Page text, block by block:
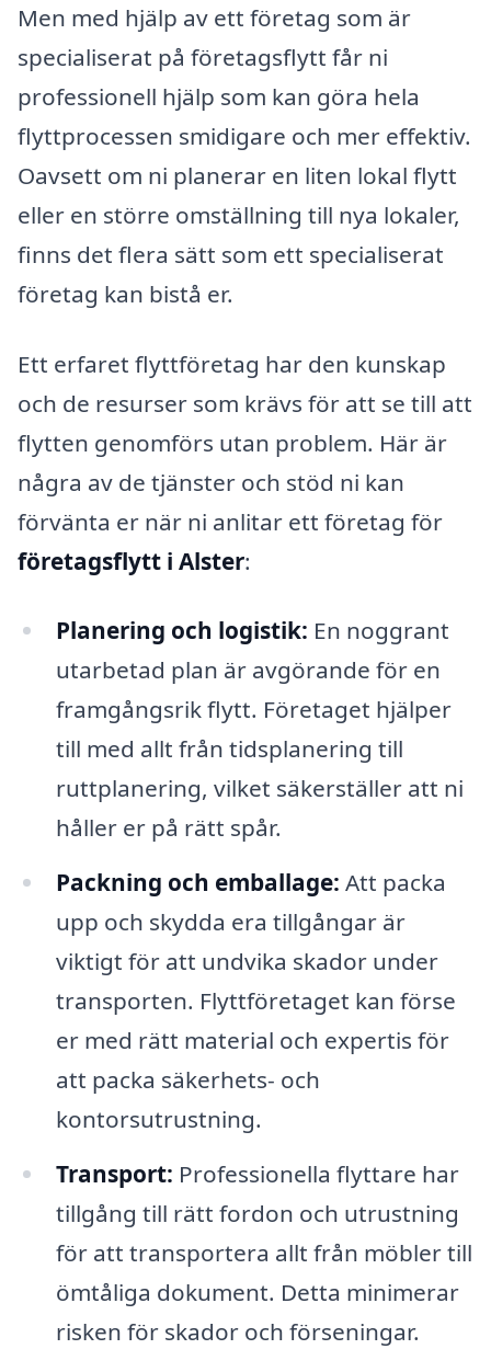
Men med hjälp av ett företag som är
specialiserat på företagsflytt får ni
professionell hjälp som kan göra hela
flyttprocessen smidigare och mer effektiv.
Oavsett om ni planerar en liten lokal flytt
eller en större omställning till nya lokaler,
finns det flera sätt som ett specialiserat
företag kan bistå er.
Ett erfaret flyttföretag har den kunskap
och de resurser som krävs för att se till att
flytten genomförs utan problem. Här är
några av de tjänster och stöd ni kan
förvänta er när ni anlitar ett företag för
företagsflytt i Alster:
Planering och logistik: En noggrant
utarbetad plan är avgörande för en
framgångsrik flytt. Företaget hjälper
till med allt från tidsplanering till
ruttplanering, vilket säkerställer att ni
håller er på rätt spår.
Packning och emballage: Att packa
upp och skydda era tillgångar är
viktigt för att undvika skador under
transporten. Flyttföretaget kan förse
er med rätt material och expertis för
att packa säkerhets- och
kontorsutrustning.
Transport: Professionella flyttare har
tillgång till rätt fordon och utrustning
för att transportera allt från möbler till
ömtåliga dokument. Detta minimerar
risken för skador och förseningar.